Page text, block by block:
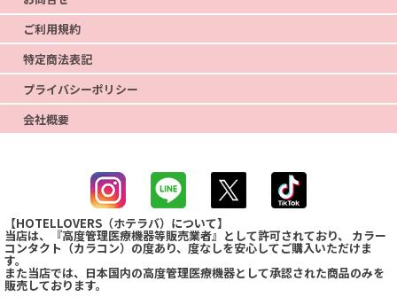
ご利用規約
特定商法表記
プライバシーポリシー
会社概要
【HOTELLOVERS（ホテラバ）について】
当店は、『高度管理医療機器等販売業者』として許可されており、 カラー
コンタクト（カラコン）の度あり、度なしを安心してご購入いただけま
す。
また当店では、日本国内の高度管理医療機器として承認された商品のみを
販売しております。